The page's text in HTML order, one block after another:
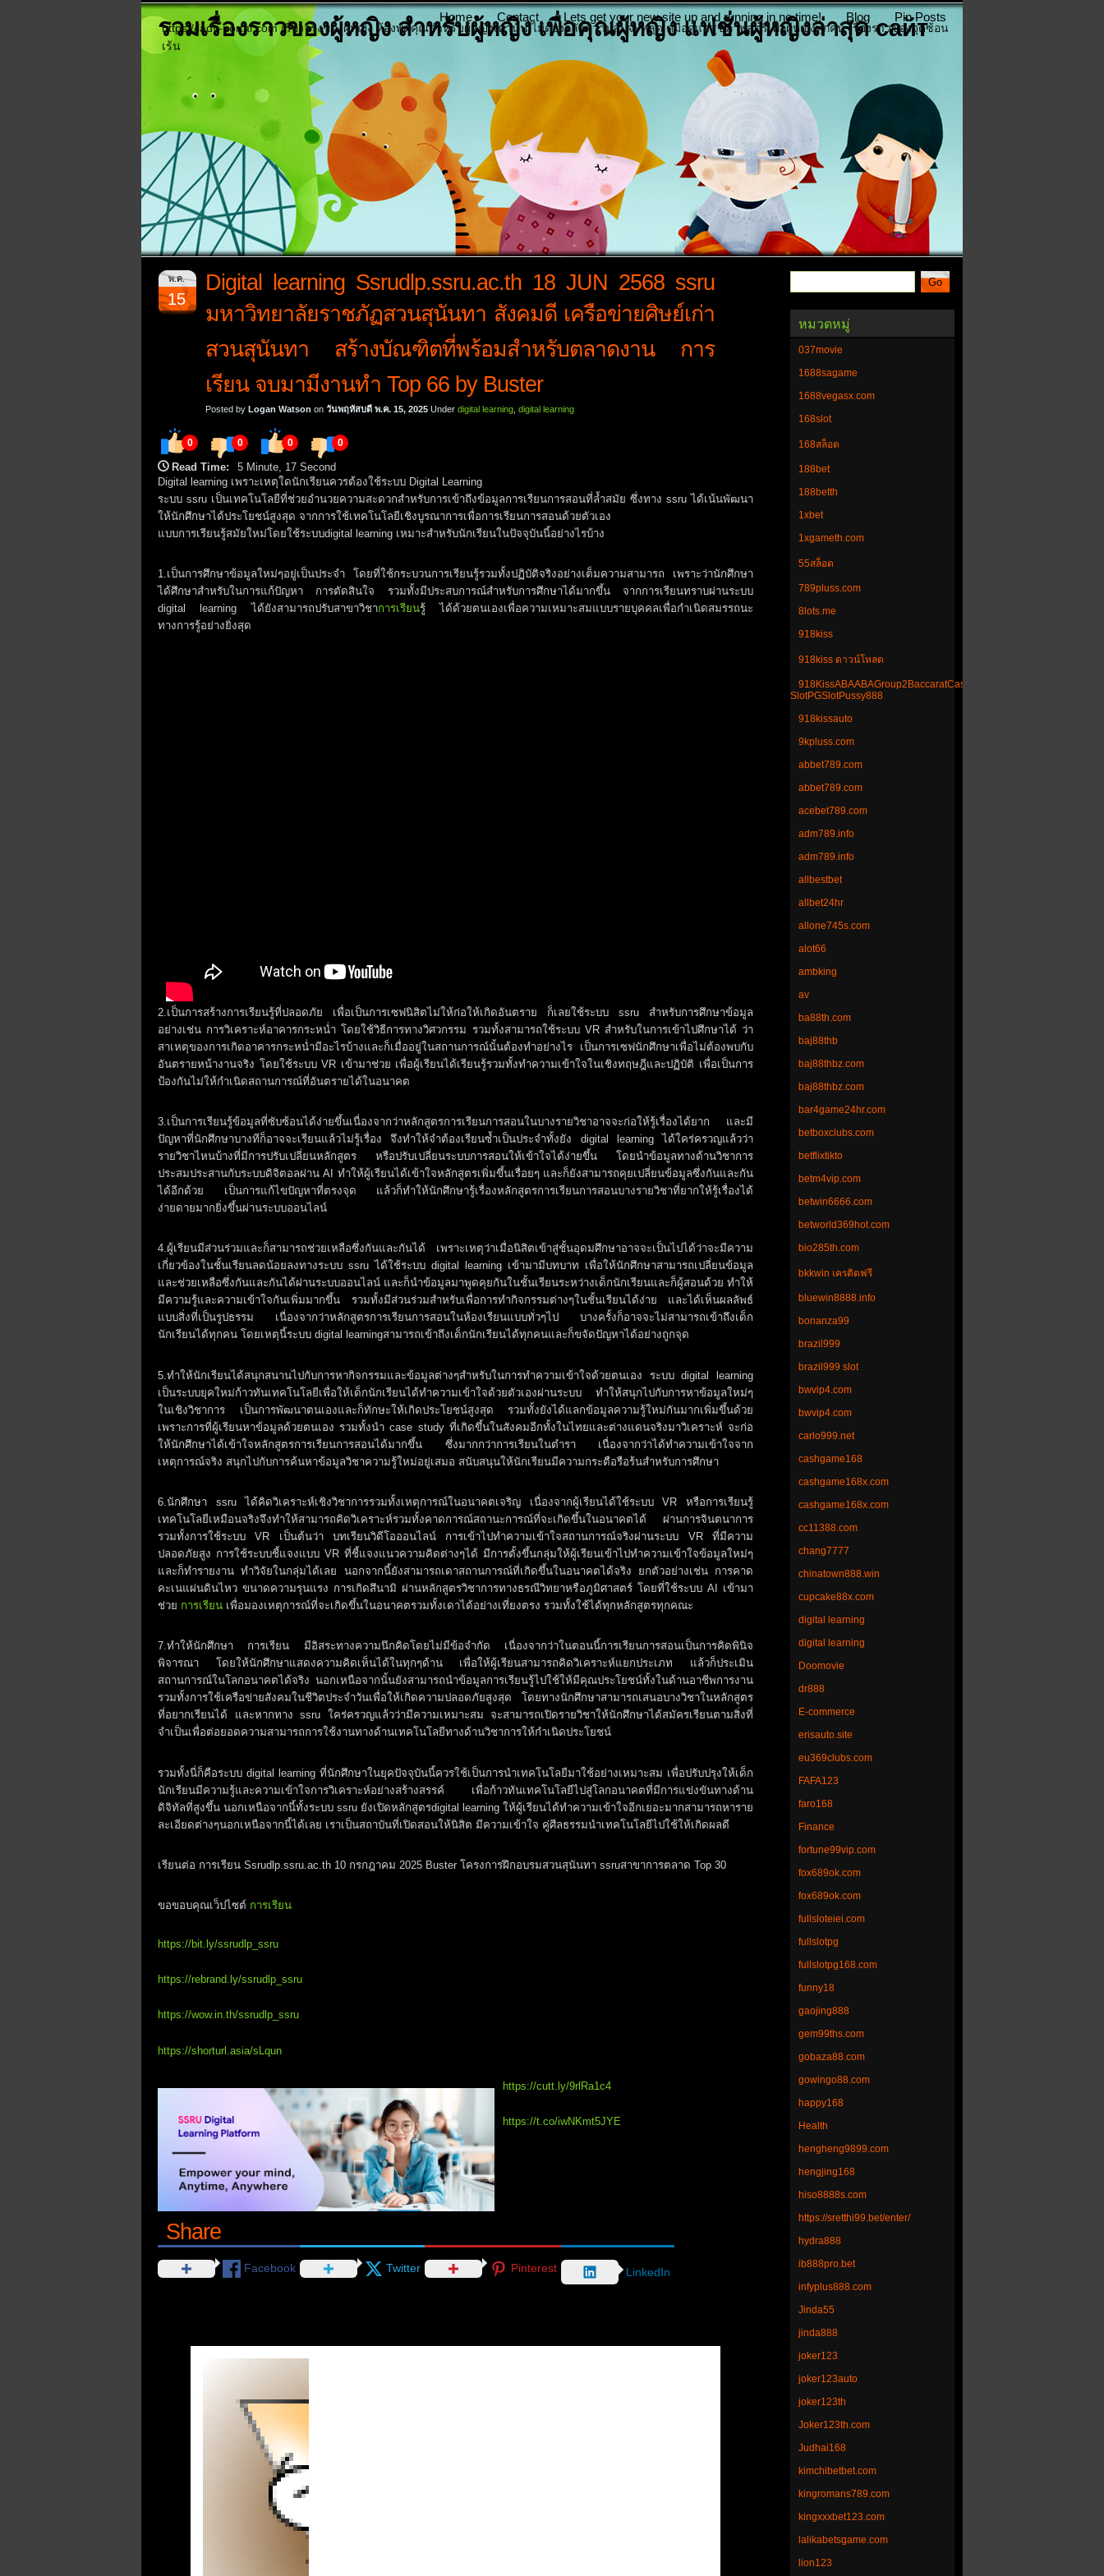
รวมเรื่องราวของผู้หญิง สำหรับผู้หญิง เพื่อคุณผู้หญิง แฟชั่นผู้หญิงล่าสุด сайт
https://lady-portal.com เรื่องจริงของผู้หญิง ห้องพูดคุณสำหรับผู้หญิงเท่านั้น ไม่ต้องกลัวความลับจะหลุด คู่มือดูแลสุขภาพสตรีเพื่อผู้หญิงทุกคน เรื่องราวของจุดซ้อน
เร้น
Home Contact Lets get your new site up and running in no time! Blog Pin Posts
พ.ค.
15
Digital learning Ssrudlp.ssru.ac.th 18 JUN 2568 ssru
มหาวิทยาลัยราชภัฏสวนสุนันทา สังคมดี เครือข่ายศิษย์เก่า
สวนสุนันทา สร้างบัณฑิตที่พร้อมสำหรับตลาดงาน การ
เรียน จบมามีงานทำ Top 66 by Buster
Posted by Logan Watson on วันพฤหัสบดี พ.ค. 15, 2025 Under digital learning digital learning
0 0 0 0
Read Time:
5 Minute, 17 Second
Digital learning เพราะเหตุใดนักเรียนควรต้องใช้ระบบ Digital Learning
ระบบ ssru เป็นเทคโนโลยีที่ช่วยอำนวยความสะดวกสำหรับการเข้าถึงข้อมูลการเรียนการสอนที่ล้ำสมัย ซึ่งทาง ssru ได้เน้นพัฒนา
ให้นักศึกษาได้ประโยชน์สูงสุด จากการใช้เทคโนโลยีเชิงบูรณาการเพื่อการเรียนการสอนด้วยตัวเอง
แบบการเรียนรู้สมัยใหม่โดยใช้ระบบdigital learning เหมาะสำหรับนักเรียนในปัจจุบันนี้อย่างไรบ้าง
1.เป็นการศึกษาข้อมูลใหม่ๆอยู่เป็นประจำ โดยที่ใช้กระบวนการเรียนรู้รวมทั้งปฏิบัติจริงอย่างเต็มความสามารถ เพราะว่านักศึกษา
ได้ศึกษาสำหรับในการแก้ปัญหา การตัดสินใจ รวมทั้งมีประสบการณ์สำหรับการศึกษาได้มากขึ้น จากการเรียนทราบผ่านระบบ
digital learning ได้ยังสามารถปรับสาขาวิชาการเรียนรู้ ได้ด้วยตนเองเพื่อความเหมาะสมแบบรายบุคคลเพื่อกำเนิดสมรรถนะ
ทางการรู้อย่างยิ่งสุด
2.เป็นการสร้างการเรียนรู้ที่ปลอดภัย เพื่อเป็นการเซฟนิสิตไม่ให้ก่อให้เกิดอันตราย ก็เลยใช้ระบบ ssru สำหรับการศึกษาข้อมูล
อย่างเช่น การวิเคราะห์อาคารกระหน่ำ โดยใช้วิธีการทางวิศวกรรม รวมทั้งสามารถใช้ระบบ VR สำหรับในการเข้าไปศึกษาได้ ว่า
สาเหตุของการเกิดอาคารกระหน่ำมีอะไรบ้างและก็เมื่ออยู่ในสถานการณ์นั้นต้องทำอย่างไร เป็นการเซฟนักศึกษาเพื่อไม่ต้องพบกับ
อันตรายหน้างานจริง โดยใช้ระบบ VR เข้ามาช่วย เพื่อผู้เรียนได้เรียนรู้รวมทั้งทำความเข้าใจในเชิงทฤษฎีและปฏิบัติ เพื่อเป็นการ
ป้องกันไม่ให้กำเนิดสถานการณ์ที่อันตรายได้ในอนาคต
3.เป็นการเรียนรู้ข้อมูลที่ซับซ้อนได้ง่ายขึ้นเนื่องจากว่าหลักสูตรการเรียนการสอนในบางรายวิชาอาจจะก่อให้รู้เรื่องได้ยาก และมี
ปัญหาที่นักศึกษาบางทีก็อาจจะเรียนแล้วไม่รู้เรื่อง จึงทำให้จำต้องเรียนซ้ำเป็นประจำทั้งยัง digital learning ได้ใคร่ครวญแล้วว่า
รายวิชาไหนบ้างที่มีการปรับเปลี่ยนหลักสูตร หรือปรับเปลี่ยนระบบการสอนให้เข้าใจได้ง่ายขึ้น โดยนำข้อมูลทางด้านวิชาการ
ประสมประสานกับระบบดิจิตอลผ่าน AI ทำให้ผู้เรียนได้เข้าใจหลักสูตรเพิ่มขึ้นเรื่อยๆ และก็ยังสามารถคุยเปลี่ยนข้อมูลซึ่งกันและกัน
ได้อีกด้วย เป็นการแก้ไขปัญหาที่ตรงจุด แล้วก็ทำให้นักศึกษารู้เรื่องหลักสูตรการเรียนการสอนบางรายวิชาที่ยากให้รู้เรื่องได้
ง่ายดายมากยิ่งขึ้นผ่านระบบออนไลน์
4.ผู้เรียนมีส่วนร่วมและก็สามารถช่วยเหลือซึ่งกันและกันได้ เพราะเหตุว่าเมื่อนิสิตเข้าสู่ชั้นอุดมศึกษาอาจจะเป็นไปได้ว่าจะมีความ
เกี่ยวข้องในชั้นเรียนลดน้อยลงทางระบบ ssru ได้ใช้ระบบ digital learning เข้ามามีบทบาท เพื่อให้นักศึกษาสามารถเปลี่ยนข้อมูล
และช่วยเหลือซึ่งกันและกันได้ผ่านระบบออนไลน์ และก็นำข้อมูลมาพูดคุยกันในชั้นเรียนระหว่างเด็กนักเรียนและก็ผู้สอนด้วย ทำให้
มีความรู้และความเข้าใจกันเพิ่มมากขึ้น รวมทั้งมีส่วนร่วมสำหรับเพื่อการทำกิจกรรมต่างๆในชั้นเรียนได้ง่าย และได้เห็นผลลัพธ์
แบบสิ่งที่เป็นรูปธรรม เนื่องจากว่าหลักสูตรการเรียนการสอนในห้องเรียนแบบทั่วๆไป บางครั้งก็อาจจะไม่สามารถเข้าถึงเด็ก
นักเรียนได้ทุกคน โดยเหตุนี้ระบบ digital learningสามารถเข้าถึงเด็กนักเรียนได้ทุกคนและก็ขจัดปัญหาได้อย่างถูกจุด
5.ทำให้นักเรียนได้สนุกสนานไปกับการหากิจกรรมและข้อมูลต่างๆสำหรับในการทำความเข้าใจด้วยตนเอง ระบบ digital learning
เป็นระบบยุคใหม่ก้าวทันเทคโนโลยีเพื่อให้เด็กนักเรียนได้ทำความเข้าใจด้วยตัวเองผ่านระบบ ทำให้สนุกไปกับการหาข้อมูลใหม่ๆ
ในเชิงวิชาการ เป็นการพัฒนาตนเองและก็ทักษะให้เกิดประโยชน์สูงสุด รวมทั้งยังได้แลกข้อมูลความรู้ใหม่กันมากเพิ่มขึ้นด้วย
เพราะการที่ผู้เรียนหาข้อมูลด้วยตนเอง รวมทั้งนำ case study ที่เกิดขึ้นในสังคมอีกทั้งในไทยและต่างแดนจริงมาวิเคราะห์ จะก่อ
ให้นักศึกษาได้เข้าใจหลักสูตรการเรียนการสอนได้มากขึ้น ซึ่งมากกว่าการเรียนในตำรา เนื่องจากว่าได้ทำความเข้าใจจาก
เหตุการณ์จริง สนุกไปกับการค้นหาข้อมูลวิชาความรู้ใหม่อยู่เสมอ สนับสนุนให้นักเรียนมีความกระตือรือร้นสำหรับการศึกษา
6.นักศึกษา ssru ได้คิดวิเคราะห์เชิงวิชาการรวมทั้งเหตุการณ์ในอนาคตเจริญ เนื่องจากผู้เรียนได้ใช้ระบบ VR หรือการเรียนรู้
เทคโนโลยีเหมือนจริงจึงทำให้สามารถคิดวิเคราะห์รวมทั้งคาดการณ์สถานะการณ์ที่จะเกิดขึ้นในอนาคตได้ ผ่านการจินตนาการ
รวมทั้งการใช้ระบบ VR เป็นต้นว่า บทเรียนวิดีโอออนไลน์ การเข้าไปทำความเข้าใจสถานการณ์จริงผ่านระบบ VR ที่มีความ
ปลอดภัยสูง การใช้ระบบชี้แจงแบบ VR ที่ชี้แจงแนวความคิดต่างๆได้ มีการตั้งขึ้นกลุ่มให้ผู้เรียนเข้าไปทำความเข้าใจข้อมูลใหม่ๆ
และก็ทำรายงาน ทำวิจัยในกลุ่มได้เลย นอกจากนี้ยังสามารถเดาสถานการณ์ที่เกิดขึ้นในอนาคตได้จริง ยกตัวอย่างเช่น การคาด
คะเนแผ่นดินไหว ขนาดความรุนแรง การเกิดสึนามิ ผ่านหลักสูตรวิชาการทางธรณีวิทยาหรือภูมิศาสตร์ โดยที่ใช้ระบบ AI เข้ามา
ช่วย การเรียน เพื่อมองเหตุการณ์ที่จะเกิดขึ้นในอนาคตรวมทั้งเดาได้อย่างเที่ยงตรง รวมทั้งใช้ได้ทุกหลักสูตรทุกคณะ
7.ทำให้นักศึกษา การเรียน มีอิสระทางความนึกคิดโดยไม่มีข้อจำกัด เนื่องจากว่าในตอนนี้การเรียนการสอนเป็นการคิดพินิจ
พิจารณา โดยให้นักศึกษาแสดงความคิดเห็นได้ในทุกๆด้าน เพื่อให้ผู้เรียนสามารถคิดวิเคราะห์แยกประเภท แล้วก็ประเมิน
สถานการณ์ในโลกอนาคตได้จริง นอกเหนือจากนั้นยังสามารถนำข้อมูลการเรียนรู้ไปใช้ให้มีคุณประโยชน์ทั้งในด้านอาชีพการงาน
รวมทั้งการใช้เครือข่ายสังคมในชีวิตประจำวันเพื่อให้เกิดความปลอดภัยสูงสุด โดยทางนักศึกษาสามารถเสนอบางวิชาในหลักสูตร
ที่อยากเรียนได้ และหากทาง ssru ใคร่ครวญแล้วว่ามีความเหมาะสม จะสามารถเปิดรายวิชาให้นักศึกษาได้สมัครเรียนตามสิ่งที่
จำเป็นเพื่อต่อยอดความสามารถการใช้งานทางด้านเทคโนโลยีทางด้านวิชาการให้กำเนิดประโยชน์
รวมทั้งนี่ก็คือระบบ digital learning ที่นักศึกษาในยุคปัจจุบันนี้ควรใช้เป็นการนำเทคโนโลยีมาใช้อย่างเหมาะสม เพื่อปรับปรุงให้เด็ก
นักเรียนมีความรู้และความเข้าใจการวิเคราะห์อย่างสร้างสรรค์ เพื่อก้าวทันเทคโนโลยีไปสู่โลกอนาคตที่มีการแข่งขันทางด้าน
ดิจิทัลที่สูงขึ้น นอกเหนือจากนี้ทั้งระบบ ssru ยังเปิดหลักสูตรdigital learning ให้ผู้เรียนได้ทำความเข้าใจอีกเยอะมากสามารถหาราย
ละเอียดต่างๆนอกเหนือจากนี้ได้เลย เราเป็นสถาบันที่เปิดสอนให้นิสิต มีความเข้าใจ คู่ศีลธรรมนำเทคโนโลยีไปใช้ให้เกิดผลดี
เรียนต่อ การเรียน Ssrudlp.ssru.ac.th 10 กรกฎาคม 2025 Buster โครงการฝึกอบรมสวนสุนันทา ssruสาขาการตลาด Top 30
ขอขอบคุณเว็ปไซต์ การเรียน
https://bit.ly/ssrudlp_ssru
https://rebrand.ly/ssrudlp_ssru
https://wow.in.th/ssrudlp_ssru
https://shorturl.asia/sLqun
https://cutt.ly/9rlRa1c4
https://t.co/iwNKmt5JYE
Share
Facebook Twitter Pinterest LinkedIn
หมวดหมู่
037movie
1688sagame
1688vegasx.com
168slot
168สล็อต
188bet
188betth
1xbet
1xgameth.com
55สล็อต
789pluss.com
8lots.me
918kiss
918kiss ดาวน์โหลด
918KissABAABAGroup2BaccaratCasinoJoker123PGPG
SlotPGSlotPussy888
918kissauto
9kpluss.com
abbet789.com
abbet789.com
acebet789.com
adm789.info
adm789.info
allbestbet
allbet24hr
allone745s.com
alot66
ambking
av
ba88th.com
baj88thb
baj88thbz.com
baj88thbz.com
bar4game24hr.com
betboxclubs.com
betflixtikto
betm4vip.com
betwin6666.com
betworld369hot.com
bio285th.com
bkkwin เครดิตฟรี
bluewin8888.info
bonanza99
brazil999
brazil999 slot
bwvip4.com
bwvip4.com
carlo999.net
cashgame168
cashgame168x.com
cashgame168x.com
cc11388.com
chang7777
chinatown888.win
cupcake88x.com
digital learning
digital learning
Doomovie
dr888
E-commerce
erisauto.site
eu369clubs.com
FAFA123
faro168
Finance
fortune99vip.com
fox689ok.com
fox689ok.com
fullsloteiei.com
fullslotpg
fullslotpg168.com
funny18
gaojing888
gem99ths.com
gobaza88.com
gowingo88.com
happy168
Health
hengheng9899.com
hengjing168
hiso8888s.com
https://sretthi99.bet/enter/
hydra888
ib888pro.bet
infyplus888.com
Jinda55
jinda888
joker123
joker123auto
joker123th
Joker123th.com
Judhai168
kimchibetbet.com
kingromans789.com
kingxxxbet123.com
lalikabetsgame.com
lion123